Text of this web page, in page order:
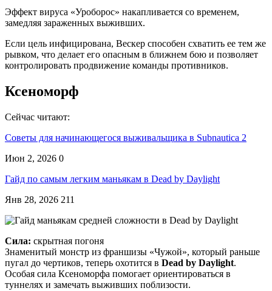
Эффект вируса «Уроборос» накапливается со временем,
замедляя зараженных выживших.
Если цель инфицирована, Вескер способен схватить ее тем же
рывком, что делает его опасным в ближнем бою и позволяет
контролировать продвижение команды противников.
Ксеноморф
Сейчас читают:
Советы для начинающегося выживальщика в Subnautica 2
Июн 2, 2026 0
Гайд по самым легким маньякам в Dead by Daylight
Янв 28, 2026 211
Сила: скрытная погоня
Знаменитый монстр из франшизы «Чужой», который раньше
пугал до чертиков, теперь охотится в Dead by Daylight.
Особая сила Ксеноморфа помогает ориентироваться в
туннелях и замечать выживших поблизости.